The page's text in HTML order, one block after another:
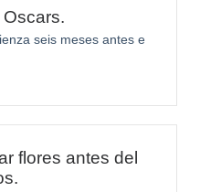
seis meses antes e
flores antes del